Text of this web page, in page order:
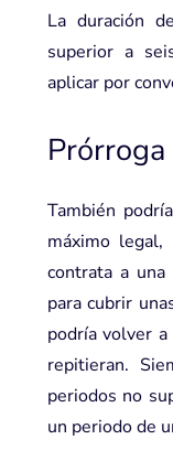
La duración
superior a
aplicar por
Prórroga
También podría
máximo
contrata a
para cubrir
podría volver
repitieran.
periodos no
un periodo de